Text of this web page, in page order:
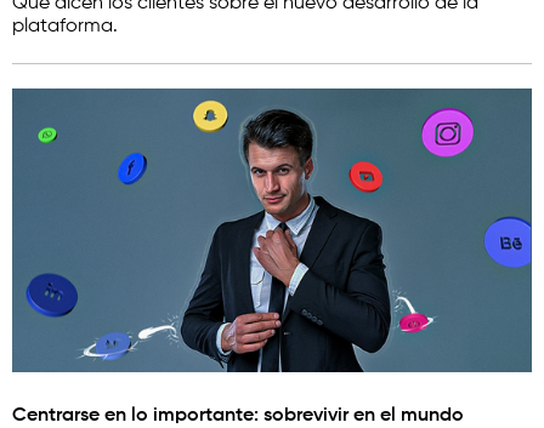
plataforma.
Centrarse en lo importante: sobrevivir en el mundo